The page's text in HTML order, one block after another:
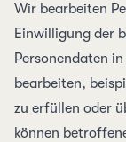
Wir bearbeiten
Ein­willigung der
Personen­daten
bearbeiten,
zu erfüllen oder
können